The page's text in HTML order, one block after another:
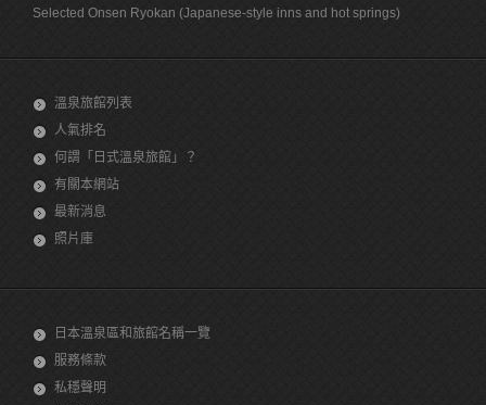
Selected Onsen Ryokan (Japanese-style inns and hot springs)
溫泉旅館列表
人氣排名
何謂「日式溫泉旅館」？
有關本網站
最新消息
照片庫
日本溫泉區和旅館名稱一覽
服務條款
私穩聲明